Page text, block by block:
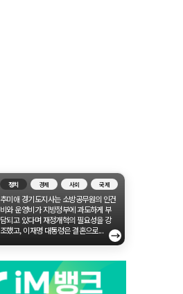
정치 경제 사회 국제
추미애 경기도지사는 소방공무원의 인건
비와 운영비가 지방정부에 과도하게 부
담되고 있다며 재정개혁의 필요성을 강
조했고, 이재명 대통령은 결혼으로...
→